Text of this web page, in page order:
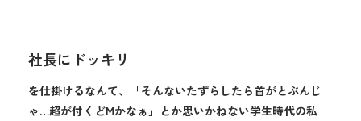
社長にドッキリ
を仕掛けるなんて、「そんないたずらしたら首がとぶんじ
ゃ…超が付くどМかなぁ」とか思いかねない学生時代の私